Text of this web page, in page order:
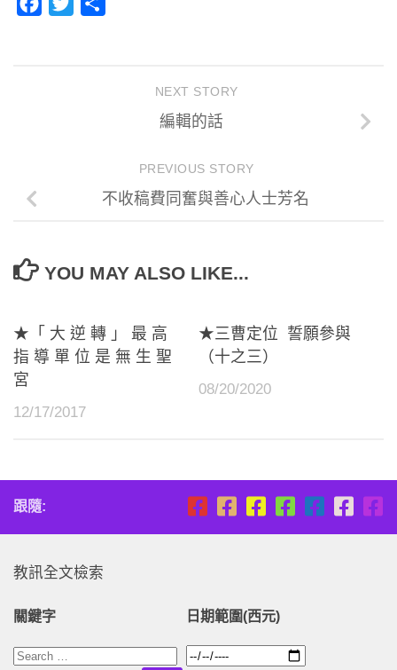
NEXT STORY
編輯的話
PREVIOUS STORY
不收稿費同奮與善心人士芳名
YOU MAY ALSO LIKE...
★「 大 逆 轉 」 最 高
指 導 單 位 是 無 生 聖
宮
12/17/2017
★三曹定位 誓願參與
（十之三）
08/20/2020
跟隨:
教訊全文檢索
關鍵字 日期範圍(西元)